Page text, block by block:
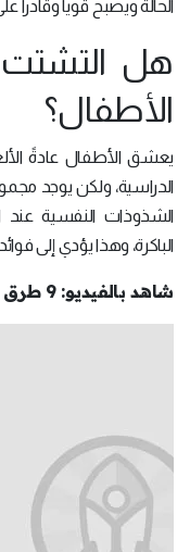
الحالة ويصبح قوياً وقادراً
هل التشتت
الأطفال؟
يعشق الأطفال عادةً
الدراسية، ولكن يوجد
الشذوذات النفسية
الباكرة، وهذا يؤدي إلى
شاهد بالفيديو: 9 طرق للحفاظ على التركيز أثناء الدراسة